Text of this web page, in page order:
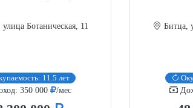
Ботаническая, 11
11.5 лет
350 000
/мес
Битца,